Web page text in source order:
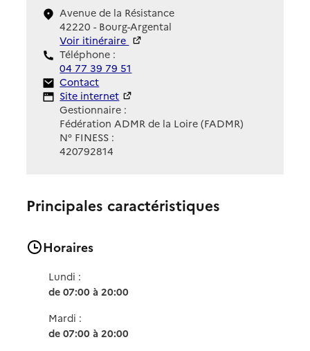
Avenue de la Résistance
42220 - Bourg-Argental
Voir itinéraire
Téléphone :
04 77 39 79 51
Contact
Contact
Site Internet
Site internet
Gestionnaire :
Fédération ADMR de la Loire (FADMR)
N° FINESS :
420792814
Principales caractéristiques
Horaires
Lundi :
de 07:00 à 20:00
Mardi :
de 07:00 à 20:00